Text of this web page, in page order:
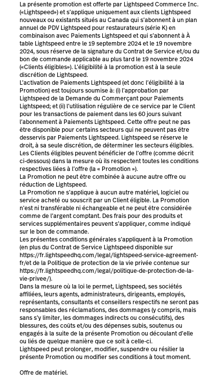
La présente promotion est offerte par Lightspeed Commerce Inc.
(«Lightspeed») et s’applique uniquement aux clients Lightspeed
nouveaux ou existants situés au Canada qui s’abonnent à un plan
annuel de PDV Lightspeed pour restaurateurs (série K) en
combinaison avec Paiements Lightspeed et qui s’abonnent à À
table Lightspeed entre le 19 septembre 2024 et le 19 novembre
2024, sous réserve de la signature du Contrat de Service et/ou du
bon de commande applicable au plus tard le 19 novembre 2024
(«Clients éligibles»). L’éligibilité à la promotion est à la seule
discrétion de Lightspeed.
L’activation de Paiements Lightspeed (et donc l’éligibilité à la
Promotion) est toujours soumise à: (i) l’approbation par
Lightspeed de la Demande du Commerçant pour Paiements
Lightspeed; et (ii) l’utilisation régulière de ce service par le Client
pour les transactions de paiement dans les 60 jours suivant
l’abonnement à Paiements Lightspeed. Cette offre peut ne pas
être disponible pour certains secteurs qui ne peuvent pas être
desservis par Paiements Lightspeed. Lightspeed se réserve le
droit, à sa seule discrétion, de déterminer les secteurs éligibles.
Les Clients éligibles peuvent bénéficier de l’offre (comme décrit
ci-dessous) dans la mesure où ils respectent toutes les conditions
respectives liées à l’offre (la « Promotion »).
La Promotion ne peut être combinée à aucune autre offre ou
réduction de Lightspeed.
La Promotion ne s’applique à aucun autre matériel, logiciel ou
service acheté ou souscrit par un Client éligible. La Promotion
n’est ni transférable ni échangeable et ne peut être considérée
comme de l’argent comptant. Des frais pour des produits et
services supplémentaires peuvent s’appliquer, comme indiqué
sur le bon de commande.
Les présentes conditions générales s’appliquent à la Promotion
(en plus du Contrat de Service Lightspeed disponible sur
https://fr.lightspeedhq.com/legal/lightspeed-service-agreement-
fr/et de la Politique de protection de la vie privée contenue sur
https://fr.lightspeedhq.com/legal/politique-de-protection-de-la-
vie-privee/).
Dans la mesure où la loi le permet, Lightspeed, ses sociétés
affiliées, leurs agents, administrateurs, dirigeants, employés,
représentants, consultants et conseillers respectifs ne seront pas
responsables des réclamations, des dommages (y compris, mais
sans s’y limiter, les dommages indirects ou consécutifs), des
blessures, des coûts et/ou des dépenses subis, soutenus ou
engagés à la suite de la présente Promotion ou découlant d’elle
ou liés de quelque manière que ce soit à celle-ci.
Lightspeed peut prolonger, modifier, suspendre ou résilier la
présente Promotion ou modifier ses conditions à tout moment.
Offre de matériel.